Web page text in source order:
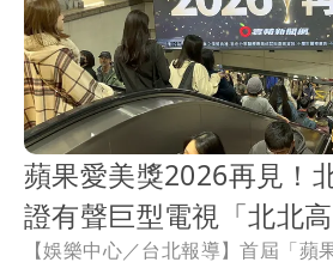
蘋果愛美獎2026再見！
證有聲巨型電視「北北
【娛樂中心／台北報導】首屆「蘋